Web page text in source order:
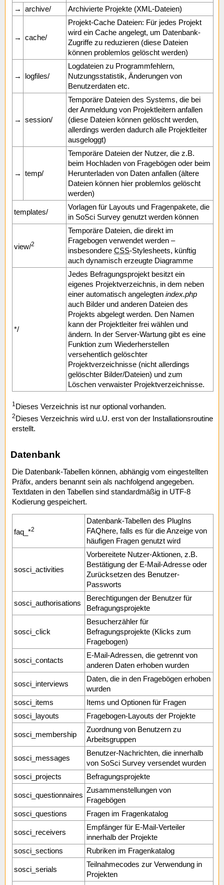
→
archive/ Archivierte Projekte (XML-Dateien)
→ cache/
Projekt-Cache Dateien: Für jedes Projekt
wird ein Cache angelegt, um Datenbank-
Zugriffe zu reduzieren (diese Dateien
können problemlos gelöscht werden)
→ logfiles/
Logdateien zu Programmfehlern,
Nutzungsstatistik, Änderungen von
Benutzerdaten etc.
→ session/
Temporäre Dateien des Systems, die bei
der Anmeldung von Projektleitern anfallen
(diese Dateien können gelöscht werden,
allerdings werden dadurch alle Projektleiter
ausgeloggt)
→ temp/
Temporäre Dateien der Nutzer, die z.B.
beim Hochladen von Fragebögen oder beim
Herunterladen von Daten anfallen (ältere
Dateien können hier problemlos gelöscht
werden)
templates/
Vorlagen für Layouts und Fragenpakete, die
in SoSci Survey genutzt werden können
view/2
Temporäre Dateien, die direkt im
Fragebogen verwendet werden –
insbesondere CSS-Stylesheets, künftig
auch dynamisch erzeugte Diagramme
*/
Jedes Befragungsprojekt besitzt ein
eigenes Projektverzeichnis, in dem neben
einer automatisch angelegten index.php
auch Bilder und anderen Dateien des
Projekts abgelegt werden. Den Namen
kann der Projektleiter frei wählen und
ändern. In der Server-Wartung gibt es eine
Funktion zum Wiederherstellen
versehentlich gelöschter
Projektverzeichnisse (nicht allerdings
gelöschter Bilder/Dateien) und zum
Löschen verwaister Projektverzeichnisse.
1 Dieses Verzeichnis ist nur optional vorhanden.
2 Dieses Verzeichnis wird u.U. erst von der Installationsroutine
erstellt.
Datenbank
Die Datenbank-Tabellen können, abhängig vom eingestellten
Präfix, anders benannt sein als nachfolgend angegeben.
Textdaten in den Tabellen sind standardmäßig in UTF-8
Kodierung gespeichert.
faq_*2
Datenbank-Tabellen des PlugIns
FAQhere, falls es für die Anzeige von
häufigen Fragen genutzt wird
sosci_activities
Vorbereitete Nutzer-Aktionen, z.B.
Bestätigung der E-Mail-Adresse oder
Zurücksetzen des Benutzer-
Passworts
sosci_authorisations
Berechtigungen der Benutzer für
Befragungsprojekte
sosci_click
Besucherzähler für
Befragungsprojekte (Klicks zum
Fragebogen)
sosci_contacts
E-Mail-Adressen, die getrennt von
anderen Daten erhoben wurden
sosci_interviews
Daten, die in den Fragebögen erhoben
wurden
sosci_items
Items und Optionen für Fragen
sosci_layouts
Fragebogen-Layouts der Projekte
sosci_membership
Zuordnung von Benutzern zu
Arbeitsgruppen
sosci_messages
Benutzer-Nachrichten, die innerhalb
von SoSci Survey versendet wurden
sosci_projects
Befragungsprojekte
sosci_questionnaires
Zusammenstellungen von
Fragebögen
sosci_questions
Fragen im Fragenkatalog
sosci_receivers
Empfänger für E-Mail-Verteiler
innerhalb der Projekte
sosci_sections
Rubriken im Fragenkatalog
sosci_serials
Teilnahmecodes zur Verwendung in
Projekten